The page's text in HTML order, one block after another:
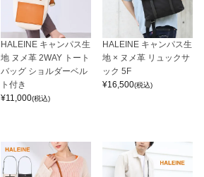
HALEINE キャンパス生
地 ヌメ革 2WAY トート
バッグ ショルダーベル
ト付き
¥11,000(税込)
HALEINE キャンパス生
地 × ヌメ革 リュックサ
ック 5F
¥16,500(税込)